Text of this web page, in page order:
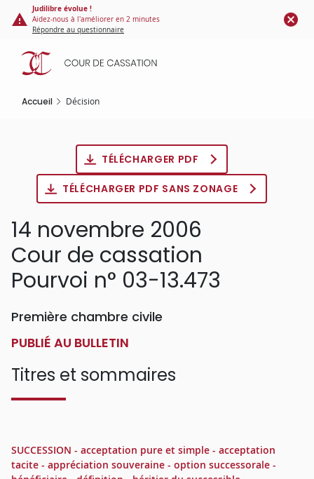
Panneau de gestion des cookies
contenu
principal
Judilibre évolue !
Aidez-nous à l'améliorer en 2 minutes
Répondre au questionnaire
Accueil Décision
TÉLÉCHARGER PDF
TÉLÉCHARGER PDF SANS ZONAGE
14 novembre 2006
Cour de cassation
Pourvoi n° 03-13.473
Première chambre civile
PUBLIÉ AU BULLETIN
Titres et sommaires
SUCCESSION - acceptation pure et simple - acceptation
tacite - appréciation souveraine - option successorale -